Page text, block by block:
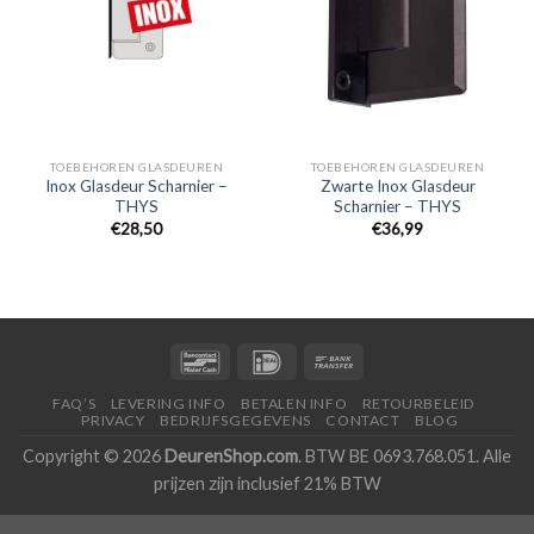
TOEBEHOREN GLASDEUREN
Inox Glasdeur Scharnier –
THYS
€28,50
TOEBEHOREN GLASDEUREN
Zwarte Inox Glasdeur
Scharnier – THYS
€36,99
FAQ’S LEVERING INFO BETALEN INFO
RETOURBELEID
PRIVACY
BEDRIJFSGEGEVENS CONTACT BLOG
Copyright © 2026 DeurenShop.com. BTW BE 0693.768.051. Alle
prijzen zijn inclusief 21% BTW